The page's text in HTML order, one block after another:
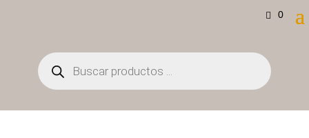
0
Búsqueda
de
productos